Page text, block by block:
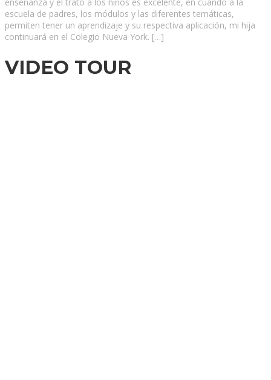
escuela de padres, los módulos y las diferentes temáticas,
permiten tener un aprendizaje y su respectiva aplicación, mi hija
continuará en el Colegio Nueva York. […]
VIDEO TOUR